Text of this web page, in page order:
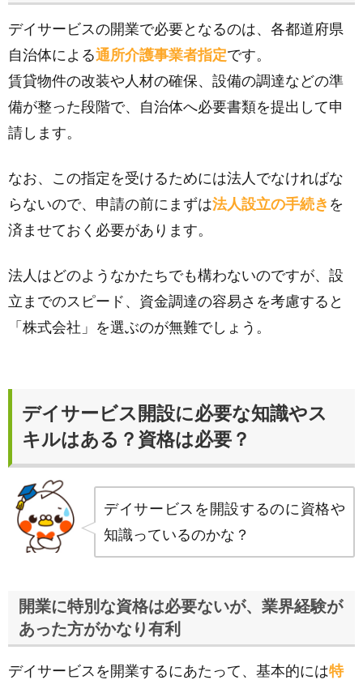
デイサービスの開業で必要となるのは、各都道府県
自治体による通所介護事業者指定です。
賃貸物件の改装や人材の確保、設備の調達などの準
備が整った段階で、自治体へ必要書類を提出して申
請します。
なお、この指定を受けるためには法人でなければな
らないので、申請の前にまずは法人設立の手続き を
済ませておく必要があります。
法人はどのようなかたちでも構わないのですが、設
立までのスピード、資金調達の容易さを考慮すると
「株式会社」を選ぶのが無難でしょう。
デイサービス開設に必要な知識やス
キルはある？資格は必要？
デイサービスを開設するのに資格や
知識っているのかな？
開業に特別な資格は必要ないが、業界経験が
あった方がかなり有利
デイサービスを開業するにあたって、基本的には特